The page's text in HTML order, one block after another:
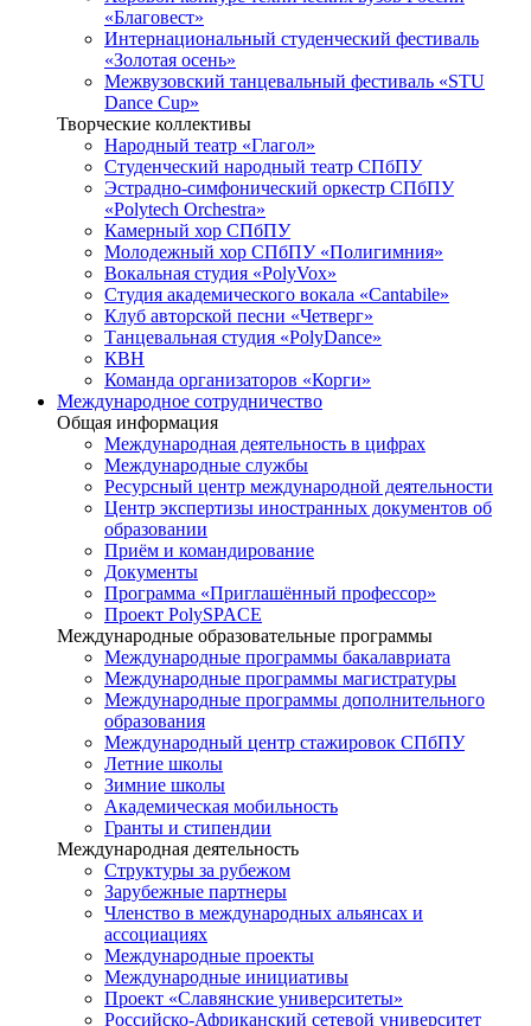
«Благовест»
Интернациональный студенческий фестиваль
«Золотая осень»
Межвузовский танцевальный фестиваль «STU
Dance Cup»
Творческие коллективы
Народный театр «Глагол»
Студенческий народный театр СПбПУ
Эстрадно-симфонический оркестр СПбПУ
«Polytech Orchestra»
Камерный хор СПбПУ
Молодежный хор СПбПУ «Полигимния»
Вокальная студия «PolyVox»
Студия академического вокала «Cantabile»
Клуб авторской песни «Четверг»
Танцевальная студия «PolyDance»
КВН
Команда организаторов «Корги»
Международное сотрудничество
Общая информация
Международная деятельность в цифрах
Международные службы
Ресурсный центр международной деятельности
Центр экспертизы иностранных документов об
образовании
Приём и командирование
Документы
Программа «Приглашённый профессор»
Проект PolySPACE
Международные образовательные программы
Международные программы бакалавриата
Международные программы магистратуры
Международные программы дополнительного
образования
Международный центр стажировок СПбПУ
Летние школы
Зимние школы
Академическая мобильность
Гранты и стипендии
Международная деятельность
Структуры за рубежом
Зарубежные партнеры
Членство в международных альянсах и
ассоциациях
Международные проекты
Международные инициативы
Проект «Славянские университеты»
Российско-Африканский сетевой университет